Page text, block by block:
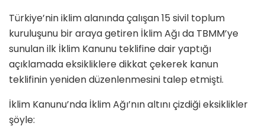
Türkiye’nin iklim alanında çalışan 15 sivil toplum
kuruluşunu bir araya getiren İklim Ağı da TBMM’ye
sunulan ilk İklim Kanunu teklifine dair yaptığı
açıklamada eksikliklere dikkat çekerek kanun
teklifinin yeniden düzenlenmesini talep etmişti.
İklim Kanunu’nda İklim Ağı’nın altını çizdiği eksiklikler
şöyle: